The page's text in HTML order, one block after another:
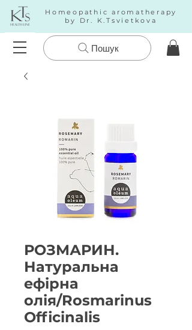
Homeopathic aromatherapy
by Dr. K.Tsvietkova
Пошук
РОЗМАРИН.
Натуральна
ефірна
олія/Rosmarinus
Officinalis